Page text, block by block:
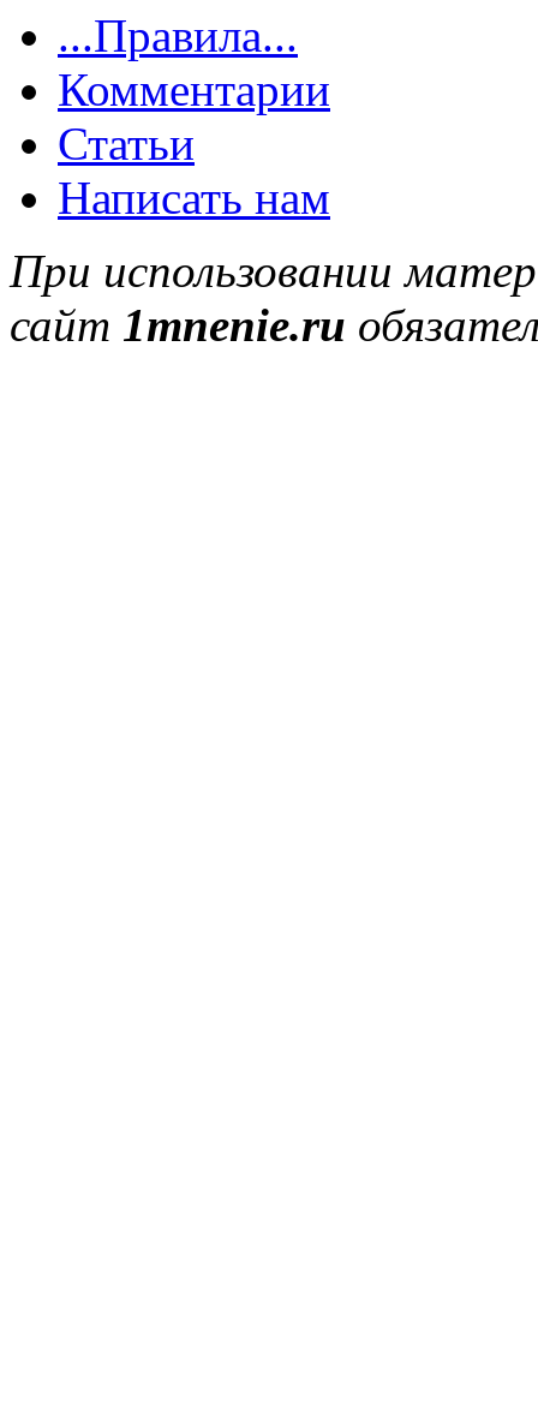
...Правила...
Комментарии
Статьи
Написать нам
При использовании
сайт 1mnenie.ru